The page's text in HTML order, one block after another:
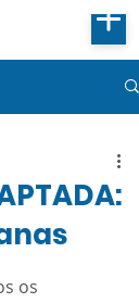
estrelas.
os